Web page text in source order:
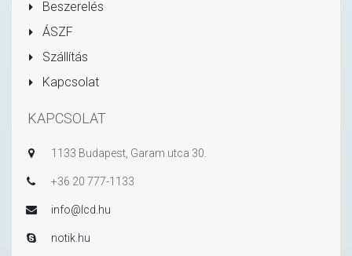
Beszerelés
ÁSZF
Szállítás
Kapcsolat
KAPCSOLAT
1133 Budapest, Garam utca 30.
+36 20 777-1133
info@lcd.hu
notik.hu